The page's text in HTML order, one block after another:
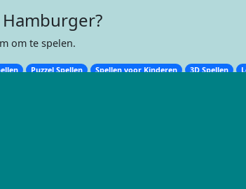
om te spelen.
Puzzel Spellen Spellen voor Kinderen 3D Spellen